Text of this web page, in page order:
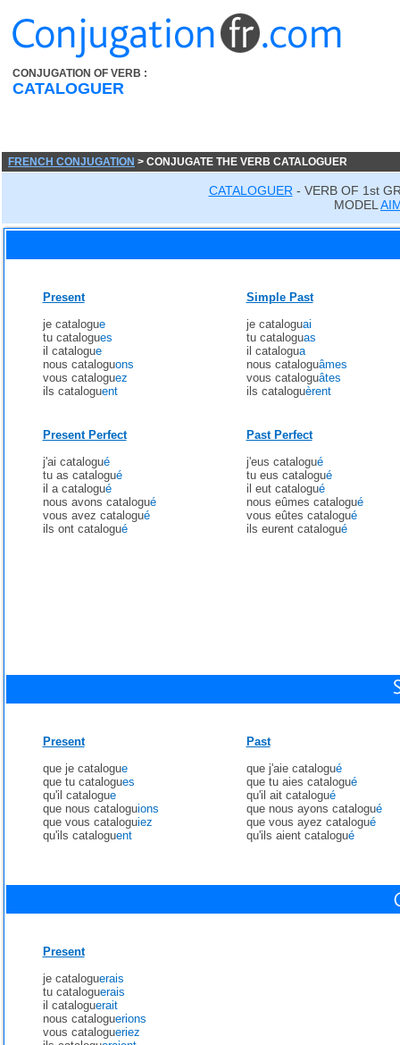
CONJUGATION OF VERB :
CATALOGUER
FRENCH CONJUGATION > CONJUGATE THE VERB CATALOGUER
CATALOGUER - VERB OF 1st
MODEL
Present
je catalogue
tu catalogues
il catalogue
nous cataloguons
vous cataloguez
ils cataloguent
Simple Past
je cataloguai
tu cataloguas
il catalogua
nous cataloguâmes
vous cataloguâtes
ils cataloguèrent
Present Perfect
j'ai catalogué
tu as catalogué
il a catalogué
nous avons catalogué
vous avez catalogué
ils ont catalogué
Past Perfect
j'eus catalogué
tu eus catalogué
il eut catalogué
nous eûmes catalogué
vous eûtes catalogué
ils eurent catalogué
Present
que je catalogue
que tu catalogues
qu'il catalogue
que nous cataloguions
que vous cataloguiez
qu'ils cataloguent
Past
que j'aie catalogué
que tu aies catalogué
qu'il ait catalogué
que nous ayons catalogué
que vous ayez catalogué
qu'ils aient catalogué
Present
je cataloguerais
tu cataloguerais
il cataloguerait
nous cataloguerions
vous catalogueriez